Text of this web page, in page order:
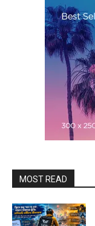
MOST READ